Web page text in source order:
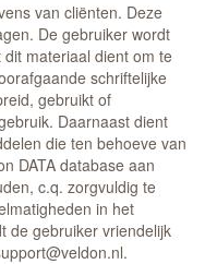
van cliënten. Deze
De gebruiker wordt
materiaal dient om te
schriftelijke
gebruikt of
Daarnaast dient
die ten behoeve van
DATA database aan
c.q. zorgvuldig te
in het
de gebruiker vriendelijk